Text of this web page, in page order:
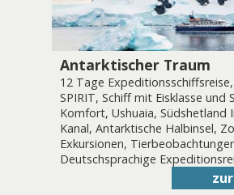
Antarktischer Traum
12 Tage
SPIRIT, Schiff mit Eisklasse und
Komfort, Ushuaia, Südshetland
Kanal, Antarktische Halbinsel,
Exkursionen,
Deutschsprachige